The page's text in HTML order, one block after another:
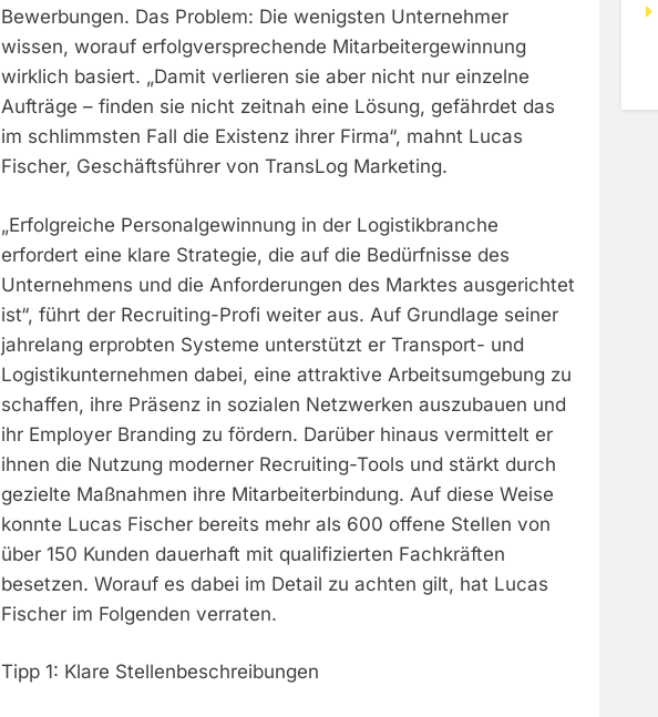
Bewerbungen. Das Problem: Die wenigsten Unternehmer
wissen, worauf erfolgversprechende Mitarbeitergewinnung
wirklich basiert. „Damit verlieren sie aber nicht nur einzelne
Aufträge – finden sie nicht zeitnah eine Lösung, gefährdet das
im schlimmsten Fall die Existenz ihrer Firma“, mahnt Lucas
Fischer, Geschäftsführer von TransLog Marketing.
„Erfolgreiche Personalgewinnung in der Logistikbranche
erfordert eine klare Strategie, die auf die Bedürfnisse des
Unternehmens und die Anforderungen des Marktes ausgerichtet
ist“, führt der Recruiting-Profi weiter aus. Auf Grundlage seiner
jahrelang erprobten Systeme unterstützt er Transport- und
Logistikunternehmen dabei, eine attraktive Arbeitsumgebung zu
schaffen, ihre Präsenz in sozialen Netzwerken auszubauen und
ihr Employer Branding zu fördern. Darüber hinaus vermittelt er
ihnen die Nutzung moderner Recruiting-Tools und stärkt durch
gezielte Maßnahmen ihre Mitarbeiterbindung. Auf diese Weise
konnte Lucas Fischer bereits mehr als 600 offene Stellen von
über 150 Kunden dauerhaft mit qualifizierten Fachkräften
besetzen. Worauf es dabei im Detail zu achten gilt, hat Lucas
Fischer im Folgenden verraten.
Tipp 1: Klare Stellenbeschreibungen